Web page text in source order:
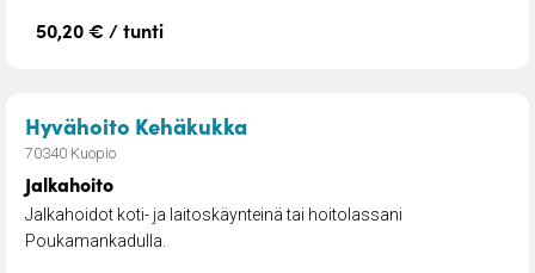
50,20 € / tunti
Hyvähoito Kehäkukka– Jalkahoito
70340 Kuopio
Jalkahoito
Jalkahoidot koti- ja laitoskäynteinä tai hoitolassani
Poukamankadulla.